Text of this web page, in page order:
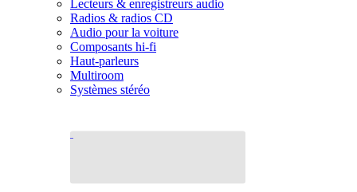
Lecteurs & enregistreurs audio
Radios & radios CD
Audio pour la voiture
Composants hi-fi
Haut-parleurs
Multiroom
Systèmes stéréo